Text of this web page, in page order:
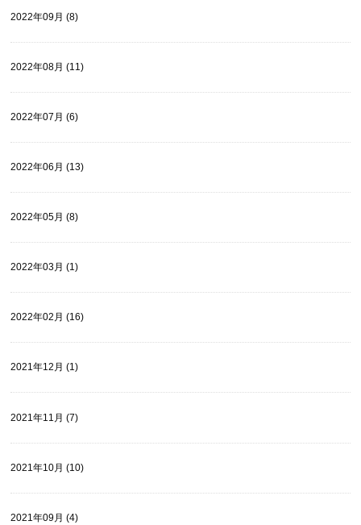
2022年09月 (8)
2022年08月 (11)
2022年07月 (6)
2022年06月 (13)
2022年05月 (8)
2022年03月 (1)
2022年02月 (16)
2021年12月 (1)
2021年11月 (7)
2021年10月 (10)
2021年09月 (4)